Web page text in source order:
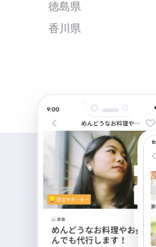
徳島県
香川県